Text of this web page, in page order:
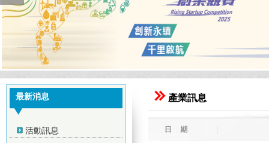
最新消息
活動訊息
產業訊息